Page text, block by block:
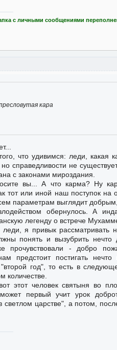
с личными сообщениями
кара
что удивимся: леди, какая
справедливости не
с законами мироздания.
вы... А что карма? Ну
тот или иной наш поступок на
параметрам выглядит
обернулось. А
легенду о встрече
я привык рассматривать
понять и вызубрить
прочувствовали - добро
предстоит постигать нечто
год", то есть в
количестве.
этот человек святыня во
может первый учит урок
светлом царстве", а потом,